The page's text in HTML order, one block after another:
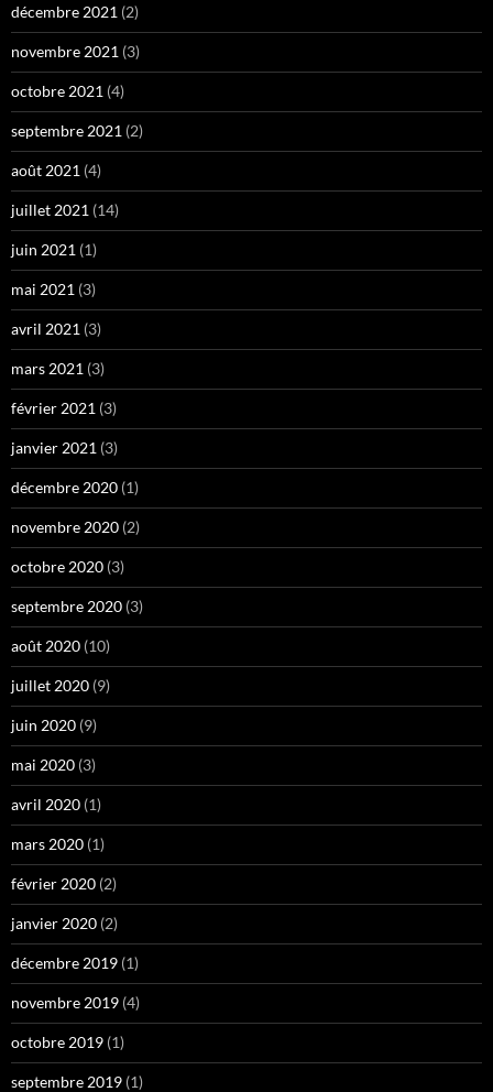
décembre 2021 (2)
novembre 2021 (3)
octobre 2021 (4)
septembre 2021 (2)
août 2021 (4)
juillet 2021 (14)
juin 2021 (1)
mai 2021 (3)
avril 2021 (3)
mars 2021 (3)
février 2021 (3)
janvier 2021 (3)
décembre 2020 (1)
novembre 2020 (2)
octobre 2020 (3)
septembre 2020 (3)
août 2020 (10)
juillet 2020 (9)
juin 2020 (9)
mai 2020 (3)
avril 2020 (1)
mars 2020 (1)
février 2020 (2)
janvier 2020 (2)
décembre 2019 (1)
novembre 2019 (4)
octobre 2019 (1)
septembre 2019 (1)